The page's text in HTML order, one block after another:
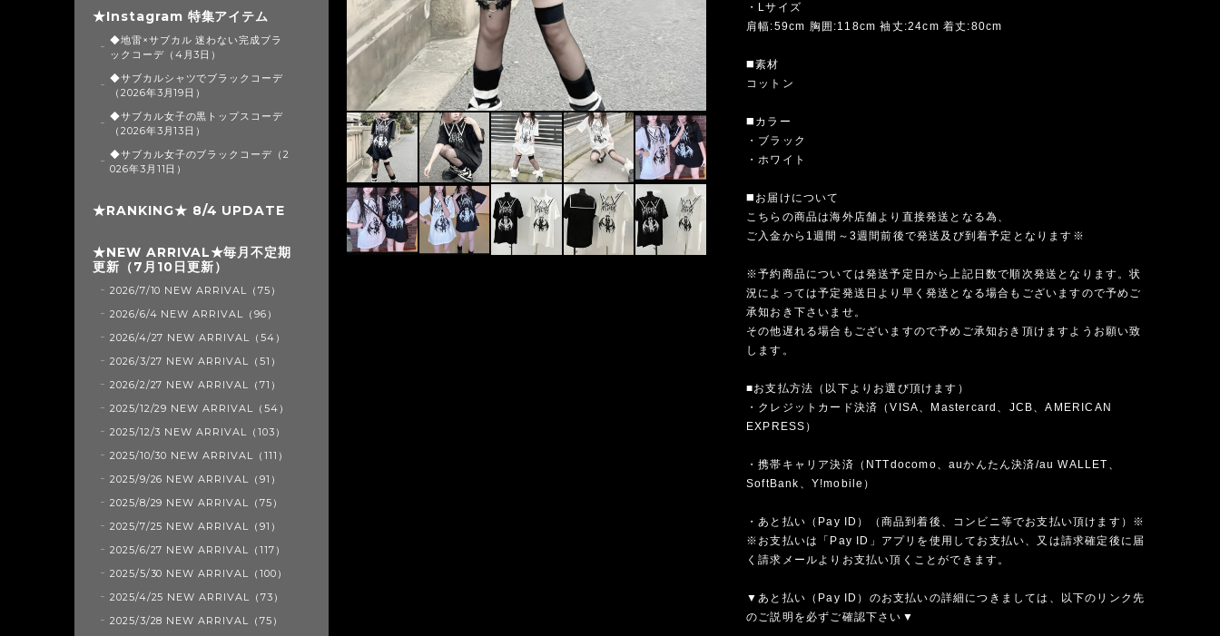
・Lサイズ
肩幅:59cm 胸囲:118cm 袖丈:24cm 着丈:80cm
◼️素材
コットン
◼️カラー
・ブラック
・ホワイト
◼️お届けについて
こちらの商品は海外店舗より直接発送となる為、
ご入金から1週間～3週間前後で発送及び到着予定となります※
※予約商品については発送予定日から上記日数で順次発送となります。状
況によっては予定発送日より早く発送となる場合もございますので予めご
承知おき下さいませ。
その他遅れる場合もございますので予めご承知おき頂けますようお願い致
します。
■お支払方法（以下よりお選び頂けます）
・クレジットカード決済（VISA、Mastercard、JCB、AMERICAN
EXPRESS）
・携帯キャリア決済（NTTdocomo、auかんたん決済/au WALLET、
SoftBank、Y!mobile）
・あと払い（Pay ID）（商品到着後、コンビニ等でお支払い頂けます）※
※お支払いは「Pay ID」アプリを使用してお支払い、又は請求確定後に届
く請求メールよりお支払い頂くことができます。
▼あと払い（Pay ID）のお支払いの詳細につきましては、以下のリンク先
のご説明を必ずご確認下さい▼
★Instagram 特集アイテム
◆地雷×サブカル 迷わない完成ブラ
ックコーデ（4月3日）
◆サブカルシャツでブラックコーデ
（2026年3月19日）
◆サブカル女子の黒トップスコーデ
（2026年3月13日）
◆サブカル女子のブラックコーデ（2
026年3月11日）
★RANKING★ 8/4 UPDATE
★NEW ARRIVAL★毎月不定期
更新（7月10日更新）
2026/7/10 NEW ARRIVAL（75）
2026/6/4 NEW ARRIVAL（96）
2026/4/27 NEW ARRIVAL（54）
2026/3/27 NEW ARRIVAL（51）
2026/2/27 NEW ARRIVAL（71）
2025/12/29 NEW ARRIVAL（54）
2025/12/3 NEW ARRIVAL（103）
2025/10/30 NEW ARRIVAL（111）
2025/9/26 NEW ARRIVAL（91）
2025/8/29 NEW ARRIVAL（75）
2025/7/25 NEW ARRIVAL（91）
2025/6/27 NEW ARRIVAL（117）
2025/5/30 NEW ARRIVAL（100）
2025/4/25 NEW ARRIVAL（73）
2025/3/28 NEW ARRIVAL（75）